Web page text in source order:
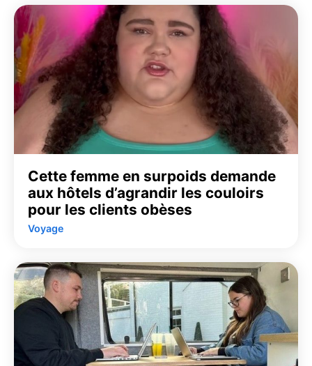
Cette femme en surpoids demande
aux hôtels d’agrandir les couloirs
pour les clients obèses
Voyage